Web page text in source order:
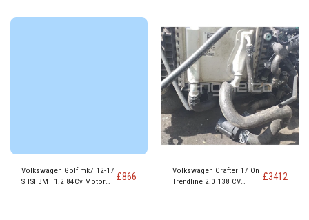
Volkswagen Golf mk7 12-17
S TSI BMT 1.2 84Cv Motor
£866
Volkswagen Crafter 17 On
Trendline 2.0 138 CV
£3412